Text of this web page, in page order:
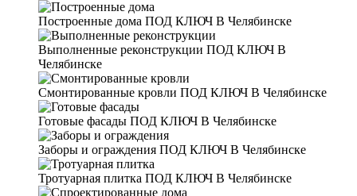
Построенные дома ПОД КЛЮЧ В Челябинске
Выполненные реконструкции ПОД КЛЮЧ В
Челябинске
Смонтированные кровли ПОД КЛЮЧ В Челябинске
Готовые фасады ПОД КЛЮЧ В Челябинске
Заборы и ограждения ПОД КЛЮЧ В Челябинске
Тротуарная плитка ПОД КЛЮЧ В Челябинске